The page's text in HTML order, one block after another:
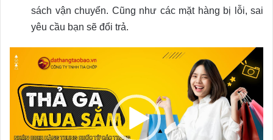
sách vận chuyển. Cũng như các mặt hàng bị lỗi, sai
yêu cầu bạn sẽ đổi trả.
Video
Player